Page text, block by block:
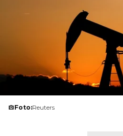
Foto:Reuters